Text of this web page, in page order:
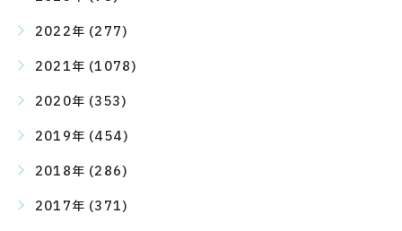
2022年 (277)
2021年 (1078)
2020年 (353)
2019年 (454)
2018年 (286)
2017年 (371)